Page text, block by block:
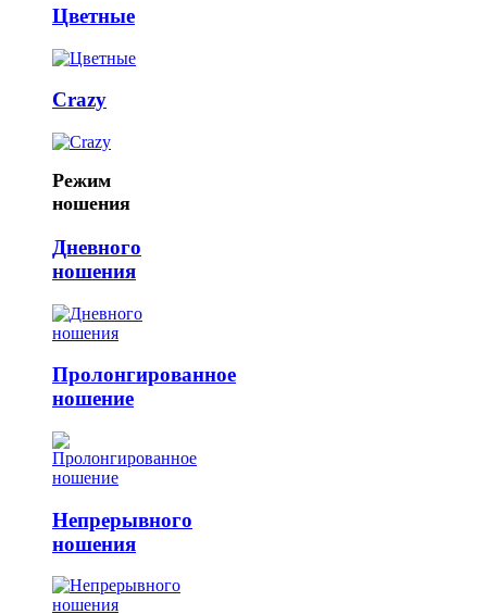
Цветные
Crazy
Режим
ношения
Дневного
ношения
Пролонгированное
ношение
Непрерывного
ношения